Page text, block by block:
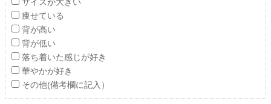
痩せている
背が高い
背が低い
落ち着いた感じが好き
華やかが好き
その他(備考欄に記入）